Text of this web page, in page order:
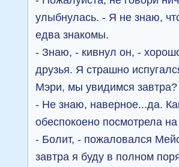
улыбнулась. - Я не знаю,
едва знакомы.
- Знаю, - кивнул он, -
друзья. Я страшно
Мэри, мы увидимся завтра?
- Не знаю, наверное...да.
обеспокоено посмотрела на
- Болит, - пожаловался
завтра я буду в полном